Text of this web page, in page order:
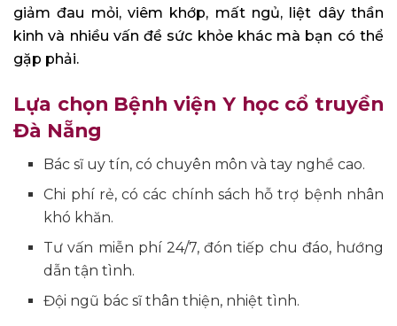
giảm đau mỏi, viêm khớp, mất ngủ, liệt dây thần
kinh và nhiều vấn đề sức khỏe khác mà bạn có thể
gặp phải.
Lựa chọn Bệnh viện Y học cổ truyền
Đà Nẵng
Bác sĩ uy tín, có chuyên môn và tay nghề cao.
Chi phí rẻ, có các chính sách hỗ trợ bệnh nhân
khó khăn.
Tư vấn miễn phí 24/7, đón tiếp chu đáo, hướng
dẫn tận tình.
Đội ngũ bác sĩ thân thiện, nhiệt tình.